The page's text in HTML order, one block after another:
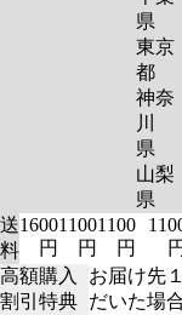
県
東京
都
神奈
川
県
山梨
県
送
料
1600
円
1100
円
1100
円
円
高額購入
割引特典
お届け先
だいた場